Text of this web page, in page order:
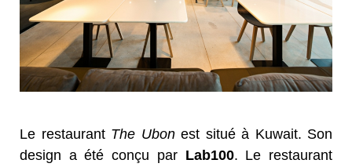
Le restaurant The Ubonest situé à Kuwait. Son
design a été conçu par Lab100. Le restaurant